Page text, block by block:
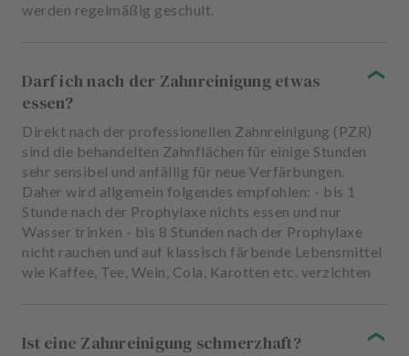
werden regelmäßig geschult.
Darf ich nach der Zahnreinigung etwas
essen?
Direkt nach der professionellen Zahnreinigung (PZR)
sind die behandelten Zahnflächen für einige Stunden
sehr sensibel und anfällig für neue Verfärbungen.
Daher wird allgemein folgendes empfohlen: - bis 1
Stunde nach der Prophylaxe nichts essen und nur
Wasser trinken - bis 8 Stunden nach der Prophylaxe
nicht rauchen und auf klassisch färbende Lebensmittel
wie Kaffee, Tee, Wein, Cola, Karotten etc. verzichten
Ist eine Zahnreinigung schmerzhaft?